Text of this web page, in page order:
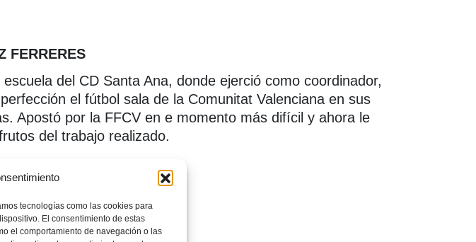
tecnologías como las cookies para
El consentimiento de estas
el comportamiento de navegación o las
FERRERES
del CD Santa Ana, donde ejerció como coordinador,
el fútbol sala de la Comunitat Valenciana en sus
Apostó por la FFCV en e momento más difícil y ahora le
del trabajo realizado.